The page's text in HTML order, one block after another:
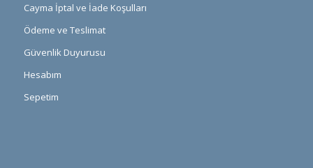
Cayma İptal ve İade Koşulları
Ödeme ve Teslimat
Güvenlik Duyurusu
Hesabım
Sepetim